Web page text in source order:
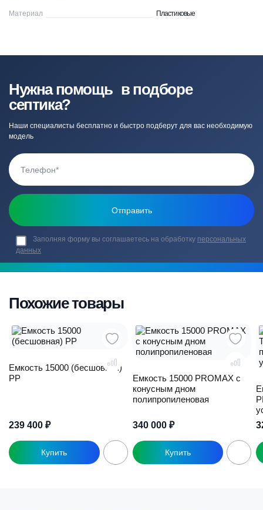
Материал Пластиковые
Нужна помощь в подборе
септика?
Наши специалисты бесплатно и быстро подберут для вас необходимую
модель
Заполняя форму вы соглашаетесь на обработку персональных
данных
Похожие товары
Емкость 15000 (бесшовная)
PP
239 400 ₽
Емкость 15000 PROMAX c
конусным дном
полипропиленовая
340 000 ₽